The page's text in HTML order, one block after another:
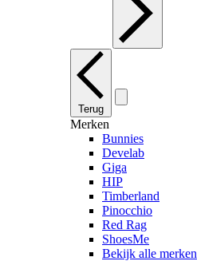
Terug
Merken
Bunnies
Develab
Giga
HIP
Timberland
Pinocchio
Red Rag
ShoesMe
Bekijk alle merken